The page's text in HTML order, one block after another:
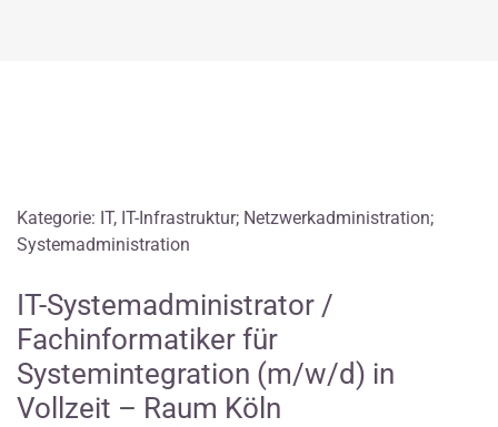
Kategorie: IT, IT-Infrastruktur; Netzwerkadministration;
Systemadministration
IT-Systemadministrator /
Fachinformatiker für
Systemintegration (m/w/d) in
Vollzeit – Raum Köln